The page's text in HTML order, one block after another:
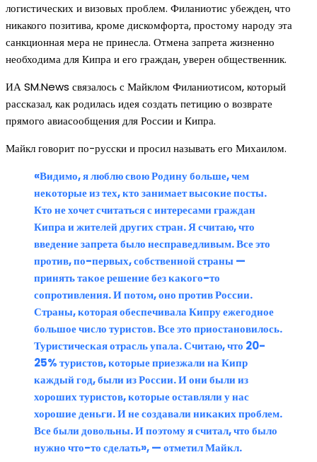
логистических и визовых проблем. Филаниотис убежден, что
никакого позитива, кроме дискомфорта, простому народу эта
санкционная мера не принесла. Отмена запрета жизненно
необходима для Кипра и его граждан, уверен общественник.
ИА SM.News связалось с Майклом Филаниотисом, который
рассказал, как родилась идея создать петицию о возврате
прямого авиасообщения для России и Кипра.
Майкл говорит по-русски и просил называть его Михаилом.
«Видимо, я люблю свою Родину больше, чем
некоторые из тех, кто занимает высокие посты.
Кто не хочет считаться с интересами граждан
Кипра и жителей других стран. Я считаю, что
введение запрета было несправедливым. Все это
против, по-первых, собственной страны —
принять такое решение без какого-то
сопротивления. И потом, оно против России.
Страны, которая обеспечивала Кипру ежегодное
большое число туристов. Все это приостановилось.
Туристическая отрасль упала. Считаю, что 20-
25% туристов, которые приезжали на Кипр
каждый год, были из России. И они были из
хороших туристов, которые оставляли у нас
хорошие деньги. И не создавали никаких проблем.
Все были довольны. И поэтому я считал, что было
нужно что-то сделать», — отметил Майкл.